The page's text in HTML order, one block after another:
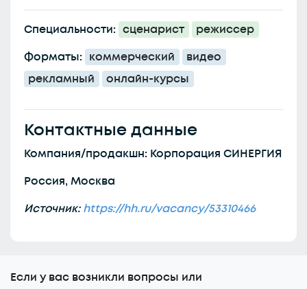
Специальности: сценарист
режиссер
Форматы: коммерческий
видео
рекламный
онлайн-курсы
Контактные данные
Компания/продакшн: Корпорация СИНЕРГИЯ
Россия, Москва
Источник:https://hh.ru/vacancy/53310466
Еcли у вас возникли вопросы или